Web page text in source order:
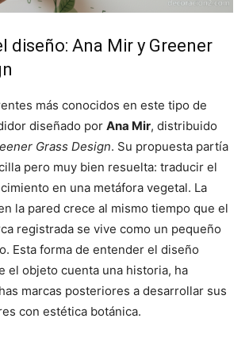
diseño: Ana Mir y Greener
más conocidos en este tipo de
diseñado por Ana Mir, distribuido
Grass Design. Su propuesta partía
pero muy bien resuelta: traducir el
en una metáfora vegetal. La
la pared crece al mismo tiempo que el
registrada se vive como un pequeño
Esta forma de entender el diseño
el objeto cuenta una historia, ha
marcas posteriores a desarrollar sus
con estética botánica.